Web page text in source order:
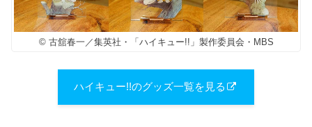
© 古舘春一／集英社・「ハイキュー!!」製作委員会・MBS
ハイキュー!!のグッズ一覧を見る